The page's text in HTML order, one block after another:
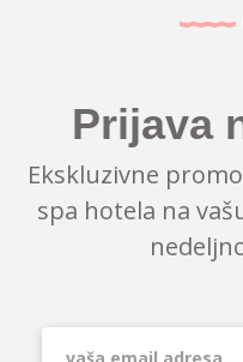
Prijava
Ekskluzivne
spa hotela na